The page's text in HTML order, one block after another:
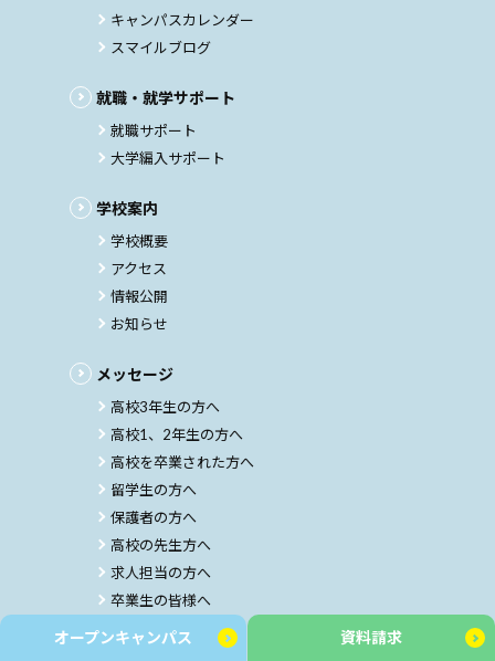
キャンパスカレンダー
スマイルブログ
就職・就学サポート
就職サポート
大学編入サポート
学校案内
学校概要
アクセス
情報公開
お知らせ
メッセージ
高校3年生の方へ
高校1、2年生の方へ
高校を卒業された方へ
留学生の方へ
保護者の方へ
高校の先生方へ
求人担当の方へ
卒業生の皆様へ
オープンキャンパス 資料請求